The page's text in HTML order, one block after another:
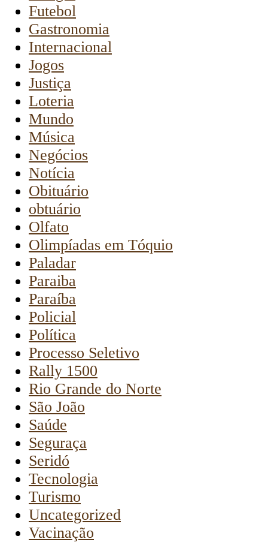
Futebol
Gastronomia
Internacional
Jogos
Justiça
Loteria
Mundo
Música
Negócios
Notícia
Obituário
obtuário
Olfato
Olimpíadas em Tóquio
Paladar
Paraiba
Paraíba
Policial
Política
Processo Seletivo
Rally 1500
Rio Grande do Norte
São João
Saúde
Seguraça
Seridó
Tecnologia
Turismo
Uncategorized
Vacinação